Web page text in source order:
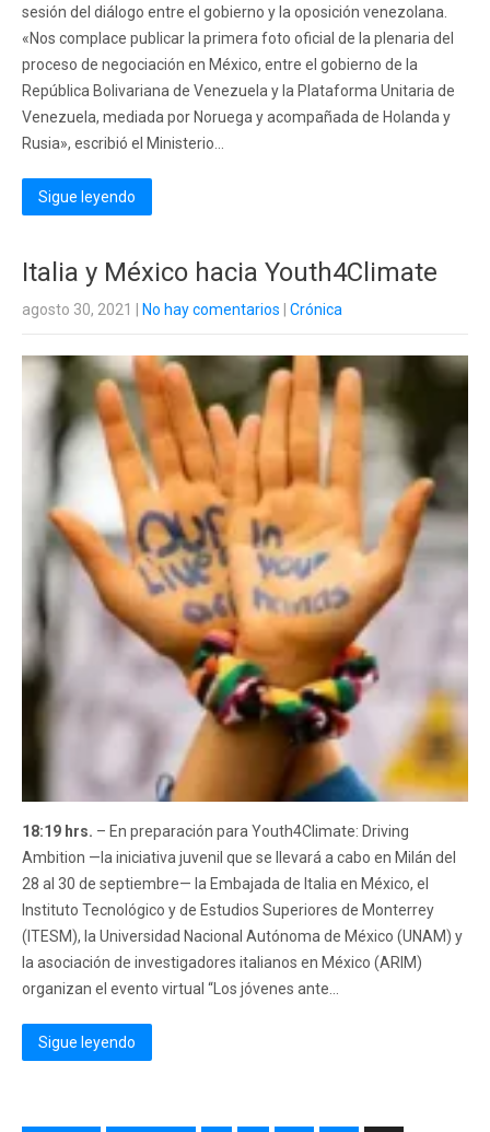
sesión del diálogo entre el gobierno y la oposición venezolana.
«Nos complace publicar la primera foto oficial de la plenaria del
proceso de negociación en México, entre el gobierno de la
República Bolivariana de Venezuela y la Plataforma Unitaria de
Venezuela, mediada por Noruega y acompañada de Holanda y
Rusia», escribió el Ministerio...
Sigue leyendo
Italia y México hacia Youth4Climate
agosto 30, 2021 No hay comentarios Crónica
18:19 hrs. – En preparación para Youth4Climate: Driving
Ambition —la iniciativa juvenil que se llevará a cabo en Milán del
28 al 30 de septiembre— la Embajada de Italia en México, el
Instituto Tecnológico y de Estudios Superiores de Monterrey
(ITESM), la Universidad Nacional Autónoma de México (UNAM) y
la asociación de investigadores italianos en México (ARIM)
organizan el evento virtual “Los jóvenes ante...
Sigue leyendo